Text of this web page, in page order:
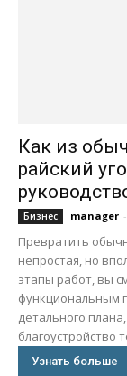
Как из
райский
Бизнес manager -
Превратить
непростая, но
этапы работ, вы
функциональным
детального
благоустройство
Узнать больше